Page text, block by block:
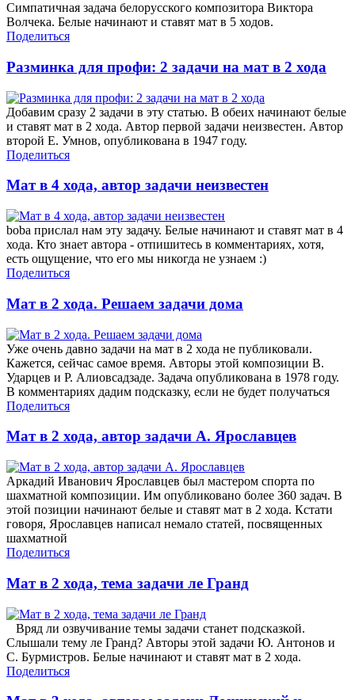
Симпатичная задача белорусского композитора Виктора
Волчека. Белые начинают и ставят мат в 5 ходов.
Поделиться
Разминка для профи: 2 задачи на мат в 2 хода
Добавим сразу 2 задачи в эту статью. В обеих начинают белые
и ставят мат в 2 хода. Автор первой задачи неизвестен. Автор
второй Е. Умнов, опубликована в 1947 году.
Поделиться
Мат в 4 хода, автор задачи неизвестен
boba прислал нам эту задачу. Белые начинают и ставят мат в 4
хода. Кто знает автора - отпишитесь в комментариях, хотя,
есть ощущение, что его мы никогда не узнаем :)
Поделиться
Мат в 2 хода. Решаем задачи дома
Уже очень давно задачи на мат в 2 хода не публиковали.
Кажется, сейчас самое время. Авторы этой композиции В.
Ударцев и Р. Алиовсадзаде. Задача опубликована в 1978 году.
В комментариях дадим подсказку, если не будет получаться
Поделиться
Мат в 2 хода, автор задачи А. Ярославцев
Аркадий Иванович Ярославцев был мастером спорта по
шахматной композиции. Им опубликовано более 360 задач. В
этой позиции начинают белые и ставят мат в 2 хода. Кстати
говоря, Ярославцев написал немало статей, посвященных
шахматной
Поделиться
Мат в 2 хода, тема задачи ле Гранд
Вряд ли озвучивание темы задачи станет подсказкой.
Слышали тему ле Гранд? Авторы этой задачи Ю. Антонов и
С. Бурмистров. Белые начинают и ставят мат в 2 хода.
Поделиться